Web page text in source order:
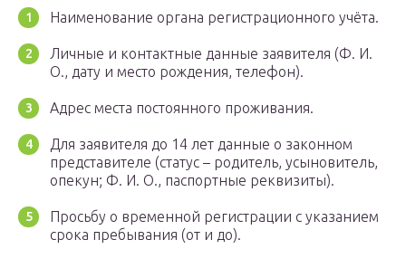
Наименование органа регистрационного учёта.
Личные и контактные данные заявителя (Ф. И.
О., дату и место рождения, телефон).
Адрес места постоянного проживания.
Для заявителя до 14 лет данные о законном
представителе (статус – родитель, усыновитель,
опекун; Ф. И. О., паспортные реквизиты).
Просьбу о временной регистрации с указанием
срока пребывания (от и до).